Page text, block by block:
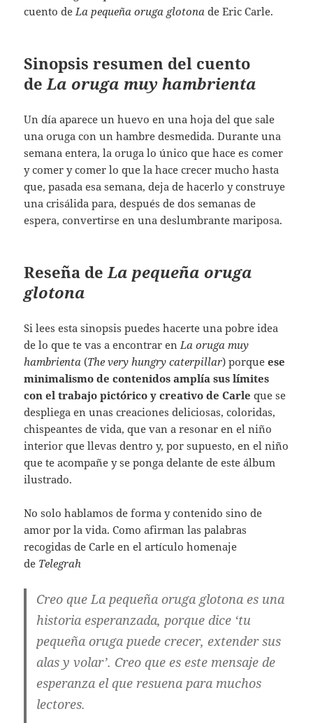
cuento deLa pequeña oruga glotona de Eric Carle.
Sinopsis resumen del cuento
deLa oruga muy hambrienta
Un día aparece un huevo en una hoja del que sale
una oruga con un hambre desmedida. Durante una
semana entera, la oruga lo único que hace es comer
y comer y comer lo que la hace crecer mucho hasta
que, pasada esa semana, deja de hacerlo y construye
una crisálida para, después de dos semanas de
espera, convertirse en una deslumbrante mariposa.
Reseña deLa pequeña oruga
glotona
Si lees esta sinopsis puedes hacerte una pobre idea
de lo que te vas a encontrar enLa oruga muy
hambrienta (The very hungry caterpillar) porqueese
minimalismo de contenidos amplía sus límites
con el trabajo pictórico y creativo de Carle que se
despliega en unas creaciones deliciosas, coloridas,
chispeantes de vida, que van a resonar en el niño
interior que llevas dentro y, por supuesto, en el niño
que te acompañe y se ponga delante de este álbum
ilustrado.
No solo hablamos de forma y contenido sino de
amor por la vida. Como afirman las palabras
recogidas de Carle en el artículo homenaje
de Telegrah
Creo que La pequeña oruga glotona es una
historia esperanzada, porque dice ‘tu
pequeña oruga puede crecer, extender sus
alas y volar’. Creo que es este mensaje de
esperanza el que resuena para muchos
lectores.